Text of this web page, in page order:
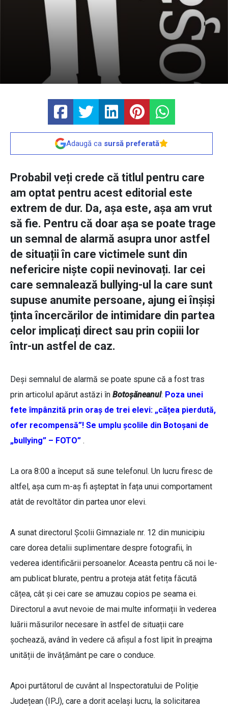
Adaugă ca sursă preferată
Probabil veți crede că titlul pentru care
am optat pentru acest editorial este
extrem de dur. Da, așa este, așa am vrut
să fie. Pentru că doar așa se poate trage
un semnal de alarmă asupra unor astfel
de situații în care victimele sunt din
nefericire niște copii nevinovați. Iar cei
care semnalează bullying-ul la care sunt
supuse anumite persoane, ajung ei înșiși
ținta încercărilor de intimidare din partea
celor implicați direct sau prin copiii lor
într-un astfel de caz.
Deși semnalul de alarmă se poate spune că a fost tras
prin articolul apărut astăzi în Botoșăneanul: Poza unei
fete împânzită prin oraș de trei elevi: „cățea pierdută,
ofer recompensă”! Se umplu școlile din Botoșani de
„bullying” – FOTO” .
La ora 8:00 a început să sune telefonul. Un lucru firesc de
altfel, așa cum m-aș fi așteptat în fața unui comportament
atât de revoltător din partea unor elevi.
A sunat directorul Școlii Gimnaziale nr. 12 din municipiu
care dorea detalii suplimentare despre fotografii, în
vederea identificării persoanelor. Aceasta pentru că noi le-
am publicat blurate, pentru a proteja atât fetița făcută
cățea, cât și cei care se amuzau copios pe seama ei.
Directorul a avut nevoie de mai multe informații în vederea
luării măsurilor necesare în astfel de situații care
șochează, având în vedere că afișul a fost lipit în preajma
unității de învățământ pe care o conduce.
Apoi purtătorul de cuvânt al Inspectoratului de Poliție
Județean (IPJ), care a dorit același lucru, la solicitarea